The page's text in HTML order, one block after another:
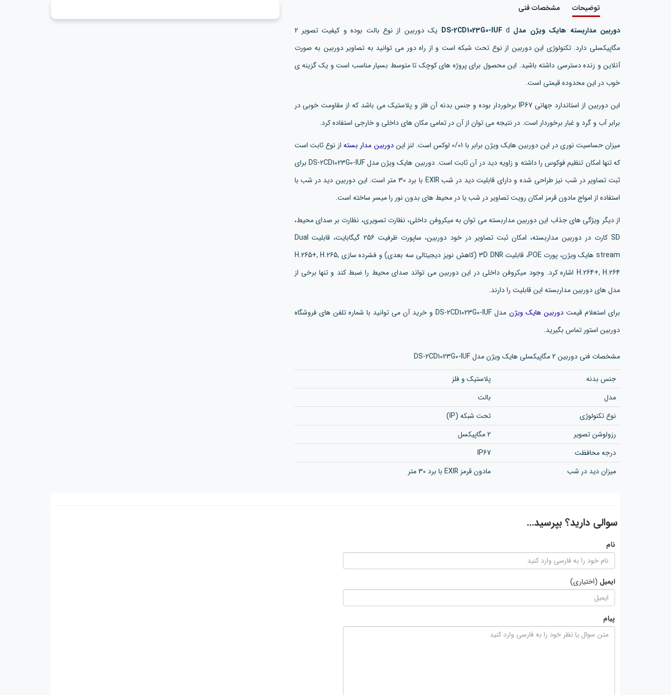
توضیحات مشخصات فنی
دوربین مداربسته هایک ویژن مدل DS-2CD1023G0-IUF
d یک دوربین از نوع بالت بوده و کیفیت تصویر 2
مگاپیکسلی دارد. تکنولوژی این دوربین از نوع تحت شبکه است و از راه دور می توانید به تصاویر دوربین به صورت
آنلاین و زنده دسترسی داشته باشید. این محصول برای پروژه های کوچک تا متوسط بسیار مناسب است و یک گزینه ی
خوب در این محدوده قیمتی است.
این دوربین از استاندارد جهانی IP67 برخوردار بوده و جنس بدنه آن فلز و پلاستیک می باشد که از مقاومت خوبی در
برابر آب و گرد و غبار برخوردار است. در نتیجه می توان از آن در تمامی مکان های داخلی و خارجی استفاده کرد.
میزان حساسیت نوری در این دوربین هایک ویژن برابر با 0/01 لوکس است. لنز این دوربین مدار بستهاز نوع ثابت است
که تنها امکان تنظیم فوکوس را داشته و زاویه دید در آن ثابت است. دوربین هایک ویژن مدل DS-2CD1023G0-IUF برای
ثبت تصاویر در شب نیز طراحی شده و دارای قابلیت دید در شب EXIR با برد 30 متر است. این دوربین دید در شب با
استفاده از امواج مادون قرمز امکان رویت تصاویر در شب یا در محیط های بدون نور را میسر ساخته است.
از دیگر ویژگی های جذاب این دوربین مداربسته می توان به میکروفن داخلی، نظارت تصویری، نظارت بر صدای محیط،
SD کارت در دوربین مداربسته، امکان ثبت تصاویر در خود دوربین، ساپورت ظرفیت 256 گیگابایت، قابلیت Dual
stream هایک ویژن، پورت POE، قابلیت 3D DNR (کاهش نویز دیجیتالی سه بعدی) و فشرده سازی H.265+, H.265,
H.264+, H.264 اشاره کرد. وجود میکروفن داخلی در این دوربین می تواند صدای محیط را ضبط کند و تنها برخی از
مدل های دوربین مداربسته این قابلیت را دارند.
برای استعلام قیمتدوربین هایک ویژن
مدل DS-2CD1023G0-IUF و خرید آن می توانید با شماره تلفن های فروشگاه
دوربین استور تماس بگیرید.
مشخصات فنی دوربین 2 مگاپیکسلی هایک ویژن مدل DS-2CD1023G0-IUF
جنس بدنه
پلاستیک و فلز
مدل
بالت
نوع تکنولوژی
تحت شبکه (IP)
رزولوشن تصویر
2 مگاپیکسل
درجه محافظت
IP67
میزان دید در شب
مادون قرمز EXIR با برد 30 متر
سوالی دارید؟ بپرسید...
نام
ایمیل (اختیاری)
پیام